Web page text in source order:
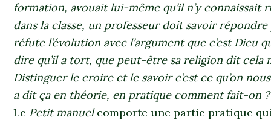
formation, avouait lui-même qu’il n’y connaissait
dans la classe, un professeur doit savoir
réfute l’évolution avec l’argument que c’est Dieu
dire qu’il a tort, que peut-être sa religion dit cela
Distinguer le croire et le savoir c’est ce qu’on
a dit ça en théorie, en pratique comment fait-on ?
Le Petit manuelcomporte une partie pratique